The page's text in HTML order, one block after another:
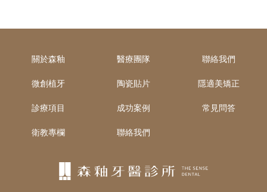
關於森釉 醫療團隊 聯絡我們
微創植牙 陶瓷貼片 隱適美矯正
診療項目 成功案例 常見問答
衛教專欄 聯絡我們